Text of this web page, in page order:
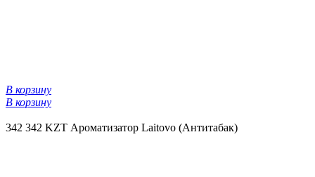
В корзину
В корзину
342 342 KZT Ароматизатор Laitovo (Антитабак)